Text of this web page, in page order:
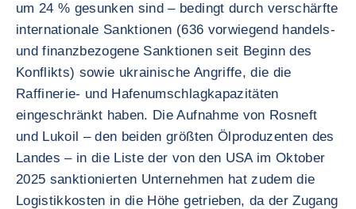
um 24 % gesunken sind – bedingt durch verschärfte
internationale Sanktionen (636 vorwiegend handels-
und finanzbezogene Sanktionen seit Beginn des
Konflikts) sowie ukrainische Angriffe, die die
Raffinerie- und Hafenumschlagkapazitäten
eingeschränkt haben. Die Aufnahme von Rosneft
und Lukoil – den beiden größten Ölproduzenten des
Landes – in die Liste der von den USA im Oktober
2025 sanktionierten Unternehmen hat zudem die
Logistikkosten in die Höhe getrieben, da der Zugang